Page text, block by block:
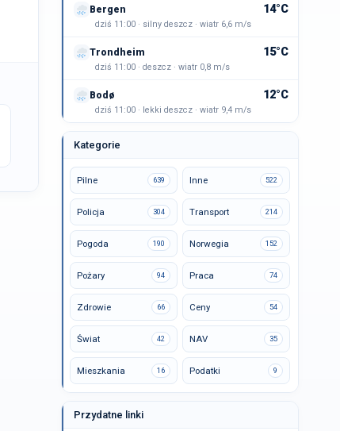
Bergen 14°C
dziś 11:00 · silny deszcz · wiatr 6,6 m/s
Trondheim 15°C
dziś 11:00 · deszcz · wiatr 0,8 m/s
Bodø 12°C
dziś 11:00 · lekki deszcz · wiatr 9,4 m/s
Kategorie
Pilne 639 Inne 522
Policja 304 Transport 214
Pogoda 190 Norwegia 152
Pożary 94 Praca 74
Zdrowie 66 Ceny 54
Świat 42 NAV 35
Mieszkania 16 Podatki 9
Przydatne linki